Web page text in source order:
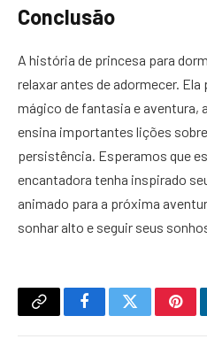
Conclusão
A história de princesa para
relaxar antes de adormecer. Ela
mágico de fantasia e aventura,
ensina importantes lições
persistência. Esperamos que
encantadora tenha inspirado
animado para a próxima
sonhar alto e seguir seus
Copy
FacebookTwitter